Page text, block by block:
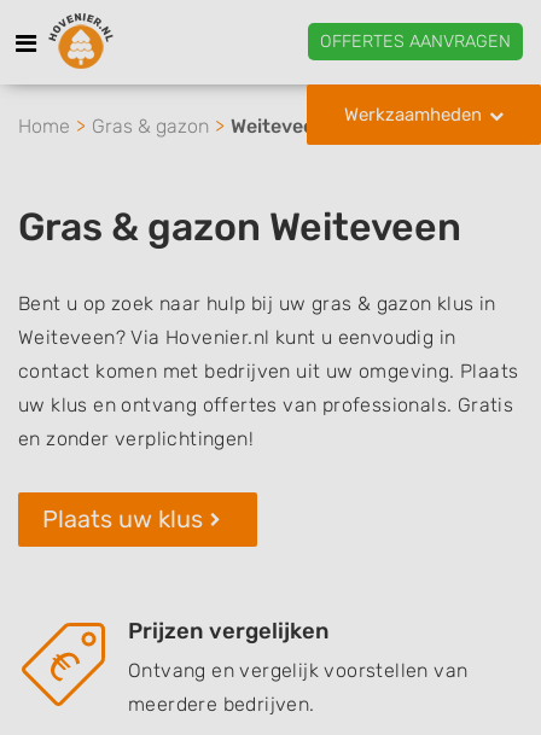
OFFERTES AANVRAGEN
Werkzaamheden
Home Gras & gazon Weiteveen
Gras & gazon Weiteveen
Bent u op zoek naar hulp bij uw gras & gazon klus in
Weiteveen? Via Hovenier.nl kunt u eenvoudig in
contact komen met bedrijven uit uw omgeving. Plaats
uw klus en ontvang offertes van professionals. Gratis
en zonder verplichtingen!
Plaats uw klus
Prijzen vergelijken
Ontvang en vergelijk voorstellen van
meerdere bedrijven.